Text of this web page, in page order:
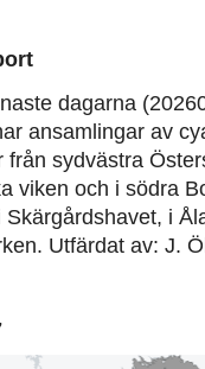
dagarna
ansamlingar av
sydvästra
viken och i södra
i
Utfärdat av: J.